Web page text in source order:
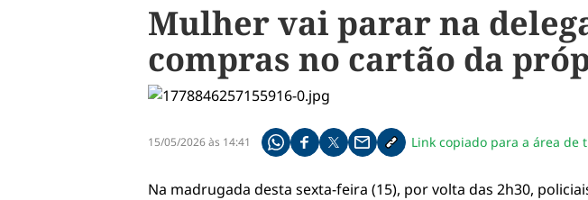
Mulher vai parar na
compras no cartão da
15/05/2026 às 14:41 Compartilhe pelo whatsapp
Compartilhar no facebook
Compartilhar no twitter
Compartilhe pelo email
Copiar link da notícia
Link copiado para a área de
Na madrugada desta sexta-feira (15), por volta das 2h30,